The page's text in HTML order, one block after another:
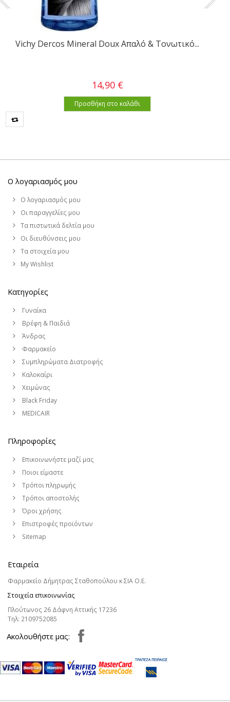
Vichy Dercos Mineral Doux Απαλό & Τονωτικό...
14,90 €
Προσθήκη στο καλάθι
Ο λογαριασμός μου
Ο λογαριασμός μου
Οι παραγγελίες μου
Τα πιστωτικά δελτία μου
Οι διευθύνσεις μου
Τα στοιχεία μου
My Wishlist
Κατηγορίες
Γυναίκα
Βρέφη & Παιδιά
Άνδρας
Φαρμακείο
Συμπληρώματα Διατροφής
Καλοκαίρι
Χειμώνας
Black Friday
MEDICAIR
Πληροφορίες
Επικοινωνήστε μαζί μας
Ποιοι είμαστε
Τρόποι πληρωμής
Τρόποι αποστολής
Όροι χρήσης
Επιστροφές προϊόντων
Sitemap
Εταιρεία
Φαρμακείο Δήμητρας Σταθοπούλου κ ΣΙΑ Ο.Ε.
Στοιχεία επικοινωνίας
Πλούτωνος 26 Δάφνη Αττικής 17236
Τηλ: 2109752085
Aκολουθήστε μας: